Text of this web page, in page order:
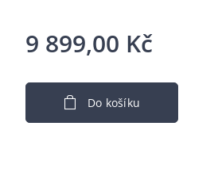
9 899,00 Kč
Do košíku